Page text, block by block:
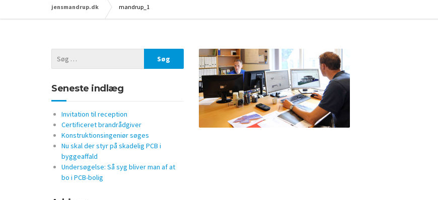
jensmandrup.dk mandrup_1
Seneste indlæg
Invitation til reception
Certificeret brandrådgiver
Konstruktionsingeniør søges
Nu skal der styr på skadelig PCB i
byggeaffald
Undersøgelse: Så syg bliver man af at
bo i PCB-bolig